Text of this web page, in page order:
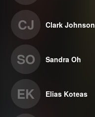
CJ Clark Johnson
SO Sandra Oh
EK Elias Koteas